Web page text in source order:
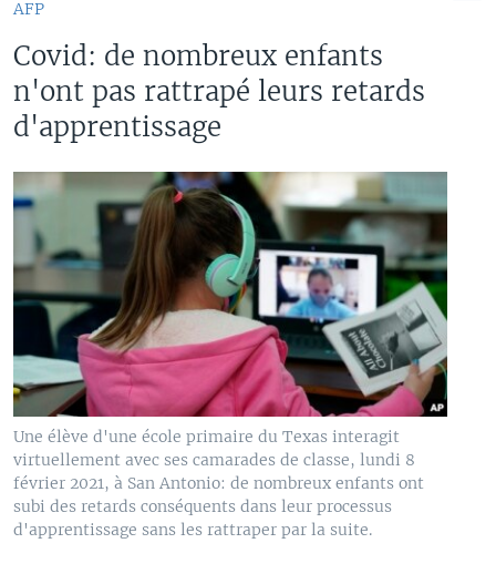
AFP
Covid: de nombreux enfants
n'ont pas rattrapé leurs retards
d'apprentissage
Une élève d'une école primaire du Texas interagit
virtuellement avec ses camarades de classe, lundi 8
février 2021, à San Antonio: de nombreux enfants ont
subi des retards conséquents dans leur processus
d'apprentissage sans les rattraper par la suite.